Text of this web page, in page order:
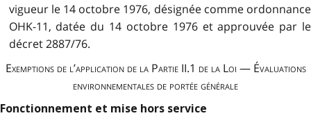
vigueur le 14 octobre 1976, désignée comme ordonnance
OHK-11, datée du 14 octobre 1976 et approuvée par le
décret 2887/76.
Exemptions de l’application de la Partie II.1 de la Loi — Évaluations
environnementales de portée générale
Fonctionnement et mise hors service